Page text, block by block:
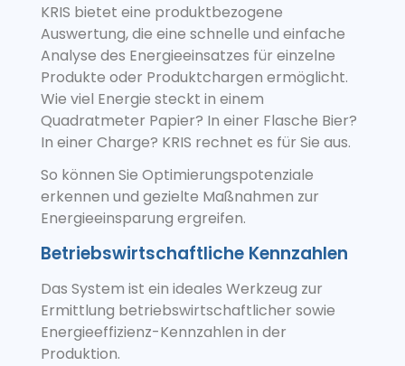
KRIS bietet eine produktbezogene
Auswertung, die eine schnelle und einfache
Analyse des Energieeinsatzes für einzelne
Produkte oder Produktchargen ermöglicht.
Wie viel Energie steckt in einem
Quadratmeter Papier? In einer Flasche Bier?
In einer Charge? KRIS rechnet es für Sie aus.
So können Sie Optimierungspotenziale
erkennen und gezielte Maßnahmen zur
Energieeinsparung ergreifen.
Betriebswirtschaftliche Kennzahlen
Das System ist ein ideales Werkzeug zur
Ermittlung betriebswirtschaftlicher sowie
Energieeffizienz-Kennzahlen in der
Produktion.